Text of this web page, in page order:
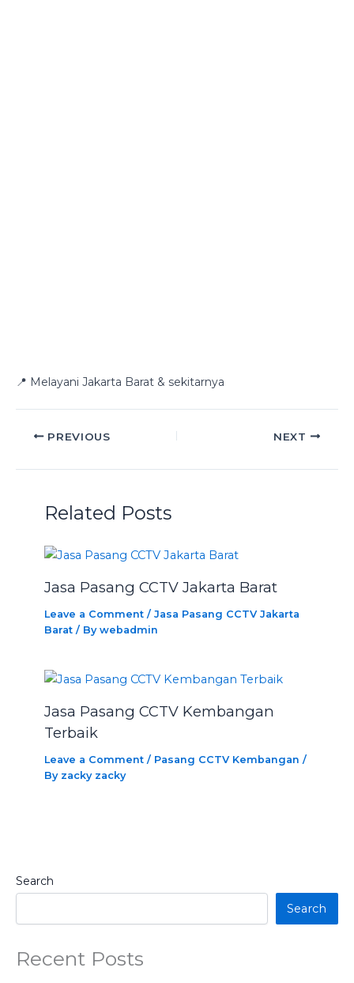
📍 Melayani Jakarta Barat & sekitarnya
PREVIOUS NEXT
Related Posts
Jasa Pasang CCTV Jakarta Barat
Leave a Comment /Jasa Pasang CCTV Jakarta
Barat / Bywebadmin
Jasa Pasang CCTV Kembangan
Terbaik
Leave a Comment / Pasang CCTV Kembangan /
By zacky zacky
Search
Search
Recent Posts